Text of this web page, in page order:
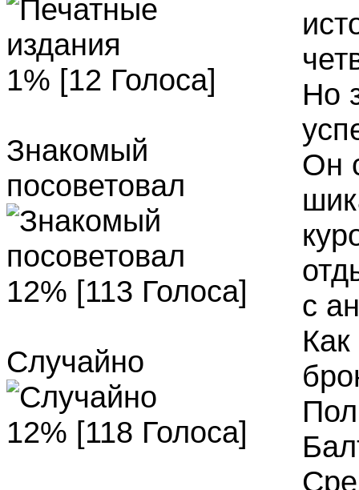
1% [12 Голоса]
Знакомый
посоветовал
12% [113 Голоса]
Случайно
12% [118 Голоса]
Но
Он
с